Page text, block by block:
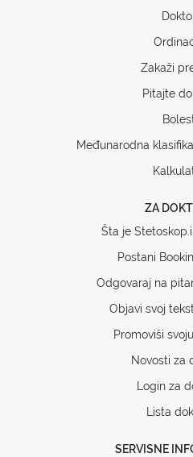
Zakaži
Pitajte
Međunarodna
ZA
Šta je
Postani
Odgovaraj na
Objavi svoj
Promoviši
Novosti za
Login za
Lista
SERVISNE